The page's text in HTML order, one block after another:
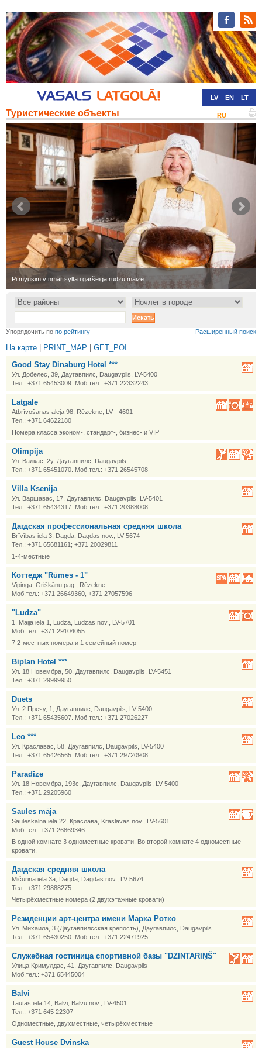
LV EN LT
RU
Туристические объекты
Pi myusim vīnmār sylta i garšeiga rudzu maize
•
•
Упорядочить по по рейтингу Расширенный поиск
На карте PRINT_MAP
GET_POI
Good Stay Dinaburg Hotel ***
Ул. Добелес, 39, Даугавпилс, Daugavpils, LV-5400
Тел.: +371 65453009. Моб.тел.: +371 22332243
Latgale
Atbrīvošanas aleja 98, Rēzekne, LV - 4601
Тел.: +371 64622180
Номера класса эконом-, стандарт-, бизнес- и VIP
Olimpija
Ул. Валкас, 2у, Даугавпилс, Daugavpils
Тел.: +371 65451070. Моб.тел.: +371 26545708
Villa Ksenija
Ул. Варшавас, 17, Даугавпилс, Daugavpils, LV-5401
Тел.: +371 65434317. Моб.тел.: +371 20388008
Дагдская профессиональная средняя школа
Brīvības iela 3, Dagda, Dagdas nov., LV 5674
Тел.: +371 65681161; +371 20029811
1-4-местные
Коттедж "Rūmes - 1"
Vipinga, Griškānu pag., Rēzekne
Моб.тел.: +371 26649360, +371 27057596
"Ludza"
1. Maija iela 1, Ludza, Ludzas nov., LV-5701
Моб.тел.: +371 29104055
7 2-местных номера и 1 семейный номер
Biplan Hotel ***
Ул. 18 Новембра, 50, Даугавпилс, Daugavpils, LV-5451
Тел.: +371 29999950
Duets
Ул. 2 Пречу, 1, Даугавпилс, Daugavpils, LV-5400
Тел.: +371 65435607. Моб.тел.: +371 27026227
Leo ***
Ул. Краславас, 58, Даугавпилс, Daugavpils, LV-5400
Тел.: +371 65426565. Моб.тел.: +371 29720908
Paradīze
Ул. 18 Новембра, 193c, Даугавпилс, Daugavpils, LV-5400
Тел.: +371 29205960
Saules māja
Sauleskalna iela 22, Краслава, Krāslavas nov., LV-5601
Моб.тел.: +371 26869346
В одной комнате 3 одноместные кровати. Во второй комнате 4 одноместные
кровати.
Дагдская средняя школа
Mičurina iela 3a, Dagda, Dagdas nov., LV 5674
Тел.: +371 29888275
Четырёхместные номера (2 двухэтажные кровати)
Резиденции арт-центра имени Марка Ротко
Ул. Михаила, 3 (Даугавпилсская крепость), Даугавпилс, Daugavpils
Тел.: +371 65430250. Моб.тел.: +371 22471925
Служебная гостиница спортивной базы "DZINTARIŅŠ"
Улица Кримулдас, 41, Даугавпилс, Daugavpils
Моб.тел.: +371 65445004
Balvi
Tautas iela 14, Balvi, Balvu nov., LV-4501
Тел.: +371 645 22307
Одноместные, двухместные, четырёхместные
Guest House Dvinska